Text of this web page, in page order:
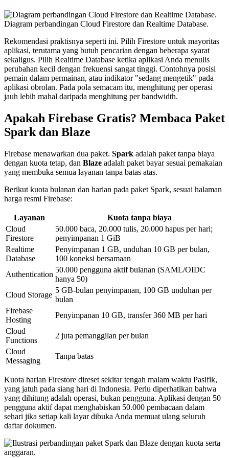
Diagram perbandingan Cloud Firestore dan Realtime Database.
Rekomendasi praktisnya seperti ini. Pilih Firestore untuk mayoritas
aplikasi, terutama yang butuh pencarian dengan beberapa syarat
sekaligus. Pilih Realtime Database ketika aplikasi Anda menulis
perubahan kecil dengan frekuensi sangat tinggi. Contohnya posisi
pemain dalam permainan, atau indikator "sedang mengetik" pada
aplikasi obrolan. Pada pola semacam itu, menghitung per operasi
jauh lebih mahal daripada menghitung per bandwidth.
Apakah Firebase Gratis? Membaca Paket
Spark dan Blaze
Firebase menawarkan dua paket. Spark adalah paket tanpa biaya
dengan kuota tetap, dan Blaze adalah paket bayar sesuai pemakaian
yang membuka semua layanan tanpa batas atas.
Berikut kuota bulanan dan harian pada paket Spark, sesuai halaman
harga resmi Firebase:
Layanan
Kuota tanpa biaya
Cloud
Firestore
50.000 baca, 20.000 tulis, 20.000 hapus per hari;
penyimpanan 1 GiB
Realtime
Database
Penyimpanan 1 GB, unduhan 10 GB per bulan,
100 koneksi bersamaan
Authentication
50.000 pengguna aktif bulanan (SAML/OIDC
hanya 50)
Cloud Storage
5 GB-bulan penyimpanan, 100 GB unduhan per
bulan
Firebase
Hosting
Penyimpanan 10 GB, transfer 360 MB per hari
Cloud
Functions
2 juta pemanggilan per bulan
Cloud
Messaging
Tanpa batas
Kuota harian Firestore direset sekitar tengah malam waktu Pasifik,
yang jatuh pada siang hari di Indonesia. Perlu diperhatikan bahwa
yang dihitung adalah operasi, bukan pengguna. Aplikasi dengan 50
pengguna aktif dapat menghabiskan 50.000 pembacaan dalam
sehari jika setiap kali layar dibuka Anda memuat ulang seluruh
daftar dokumen.